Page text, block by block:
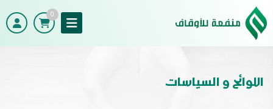
0
اللوائح و السياسات